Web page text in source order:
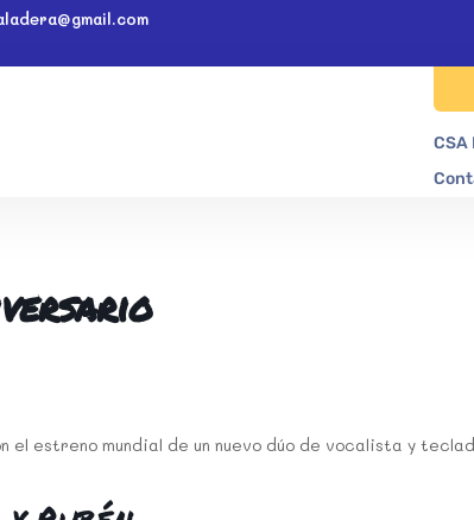
CSA
el estreno mundial de un nuevo dúo de vocalista y